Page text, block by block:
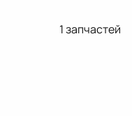
1запчастей